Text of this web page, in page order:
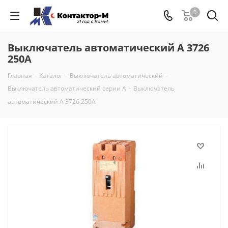
0
Выключатель автоматический А 3726
250А
Главная - Каталог - Выключатель автоматический -
Выключатель автоматический серии А - Выключатель
автоматический А 3726 250А